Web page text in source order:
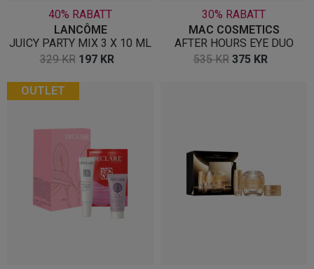
40% RABATT
LANCÔME
JUICY PARTY MIX 3 X 10 ML
329KR OPPRINNELIG
197 KR
30% RABATT
MAC COSMETICS
AFTER HOURS EYE DUO
535KR OPPRINNELIG
375 KR
OUTLET